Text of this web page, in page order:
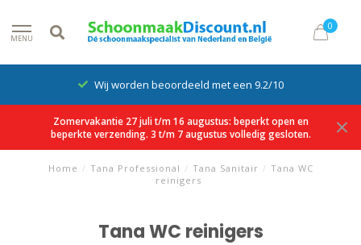
MENU
0
Wij worden beoordeeld met een 9.2/10
Zomervakantie 27 juli t/m 16 augustus: beperkt open en
beperkte verzending. 3 t/m 7 augustus volledig gesloten.
Home / Tana Professional / Tana Sanitair / Tana WC
reinigers
Tana WC reinigers